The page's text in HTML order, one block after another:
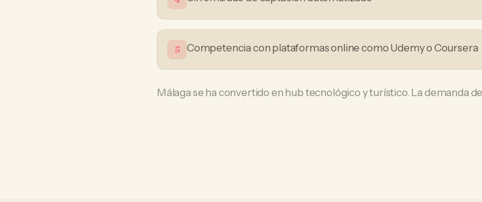
5 Competencia con plataformas online como Udemy o Coursera
Málaga se ha convertido en hub tecnológico y turístico. La demanda